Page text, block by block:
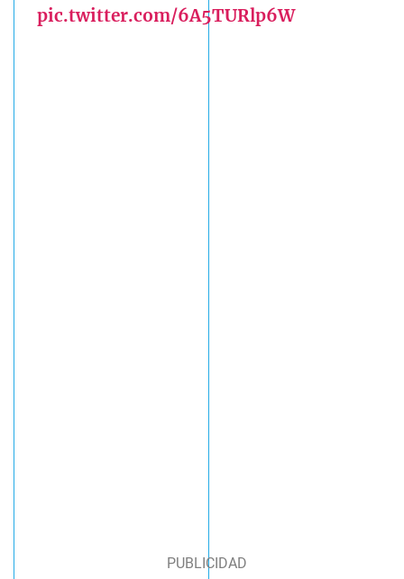
pic.twitter.com/6A5TURlp6W